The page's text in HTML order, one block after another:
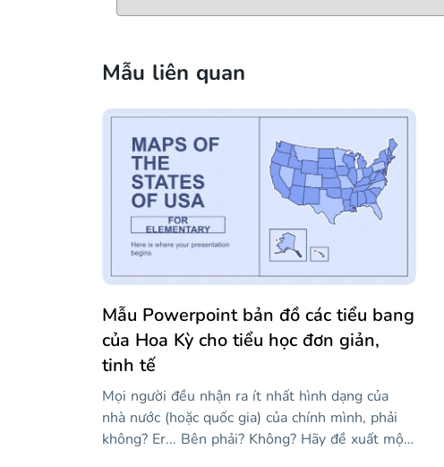
Mẫu liên quan
Mẫu Powerpoint bản đồ các tiểu bang
của Hoa Kỳ cho tiểu học đơn giản,
tinh tế
Mọi người đều nhận ra ít nhất hình dạng của
nhà nước (hoặc quốc gia) của chính mình, phải
không? Er... Bên phải? Không? Hãy đề xuất một